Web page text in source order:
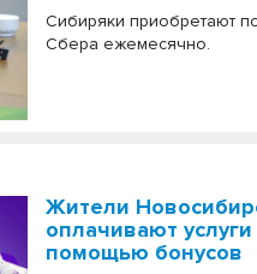
Сибиряки приобретают
Сбера ежемесячно.
Жители
оплачивают
помощью бонусов